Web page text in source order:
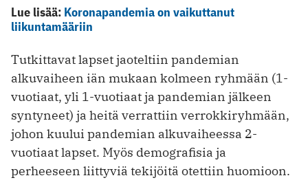
Lue lisää: Koronapandemia on vaikuttanut
liikuntamääriin
Tutkittavat lapset jaoteltiin pandemian
alkuvaiheen iän mukaan kolmeen ryhmään (1-
vuotiaat, yli 1-vuotiaat ja pandemian jälkeen
syntyneet) ja heitä verrattiin verrokkiryhmään,
johon kuului pandemian alkuvaiheessa 2-
vuotiaat lapset. Myös demografisia ja
perheeseen liittyviä tekijöitä otettiin huomioon.